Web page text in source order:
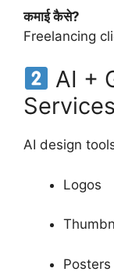
कमाई कैसे?
Freelancing
AI +
Services
AI design
Logos
Posters